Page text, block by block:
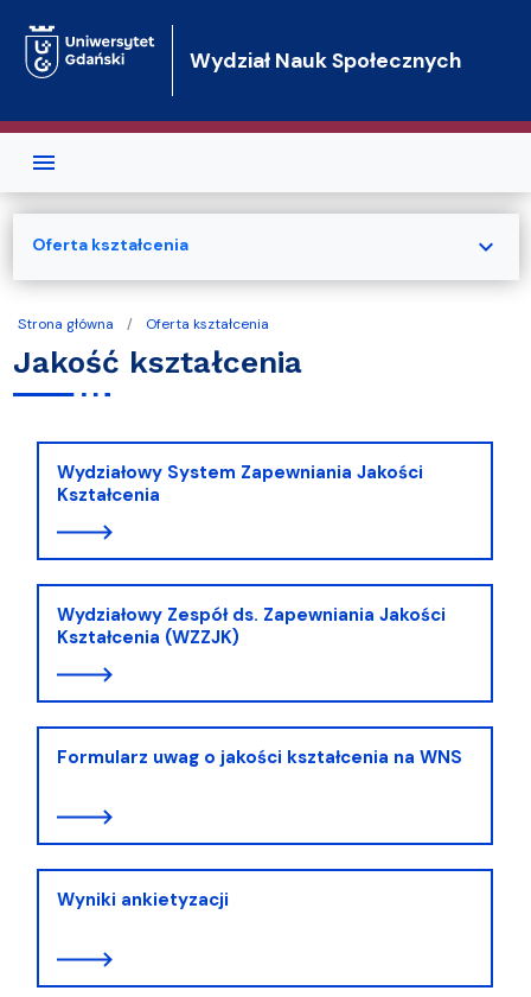
Wydział Nauk Społecznych
Strona główna Oferta kształcenia
Jakość kształcenia
Wydziałowy System Zapewniania Jakości
Kształcenia
Wydziałowy Zespół ds. Zapewniania Jakości
Kształcenia (WZZJK)
Formularz uwag o jakości kształcenia na WNS
Wyniki ankietyzacji
Oferta kształcenia expand_more